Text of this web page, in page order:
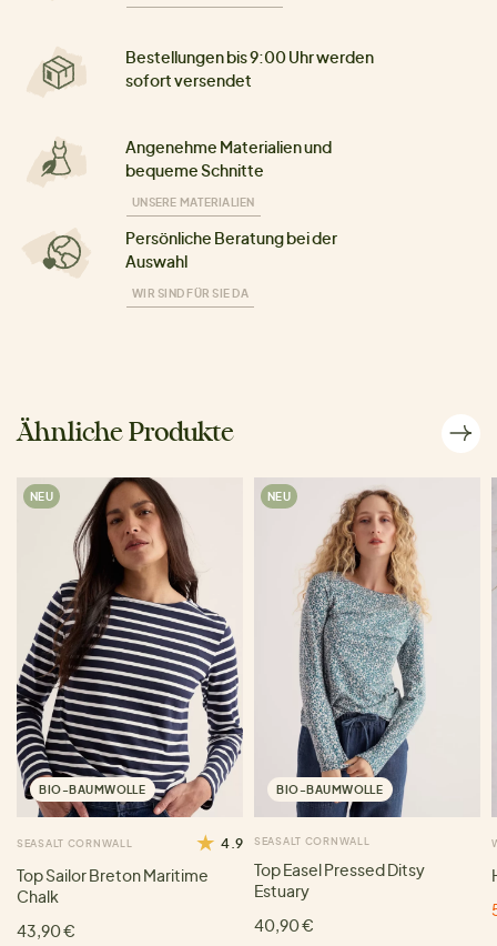
Bestellungen bis 9:00 Uhr werden
sofort versendet
Angenehme Materialien und
bequeme Schnitte
UNSERE MATERIALIEN
Persönliche Beratung bei der
Auswahl
WIR SIND FÜR SIE DA
Ähnliche Produkte
NEU
BIO-BAUMWOLLE
SEASALT CORNWALL 4.9
Top Sailor Breton Maritime
Chalk
43,90 €
NEU
BIO-BAUMWOLLE
SEASALT CORNWALL
Top Easel Pressed Ditsy
Estuary
40,90 €